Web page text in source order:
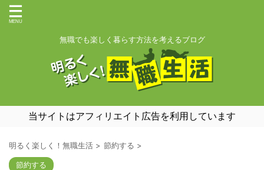
無職でも楽しく暮らす方法を考えるブログ
当サイトはアフィリエイト広告を利用しています
明るく楽しく！無職生活 > 節約する >
節約する